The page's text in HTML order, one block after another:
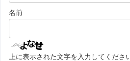
名前
上に表示された文字を入力してくださ